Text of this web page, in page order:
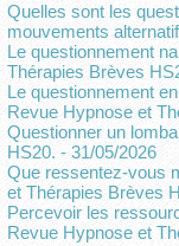
Quelles sont les
mouvements
Le questionnement
Thérapies Brèves
Le questionnement
Revue Hypnose et
Questionner un
HS20. - 31/05/2026
Que ressentez-vous
et Thérapies Brèves
Percevoir les
Revue Hypnose et